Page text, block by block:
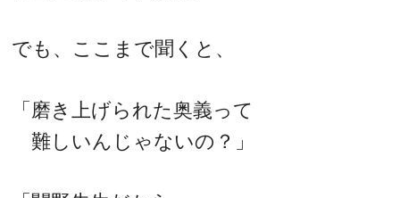
でも、ここまで聞くと、
「磨き上げられた奥義って
難しいんじゃないの？」